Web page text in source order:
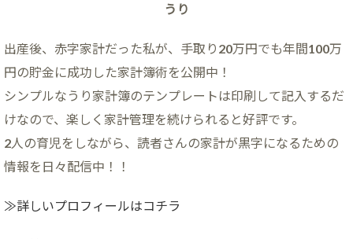
うり
出産後、赤字家計だった私が、手取り20万円でも年間100万
円の貯金に成功した家計簿術を公開中！
シンプルなうり家計簿のテンプレートは印刷して記入するだ
けなので、楽しく家計管理を続けられると好評です。
2人の育児をしながら、読者さんの家計が黒字になるための
情報を日々配信中！！
≫詳しいプロフィールはコチラ